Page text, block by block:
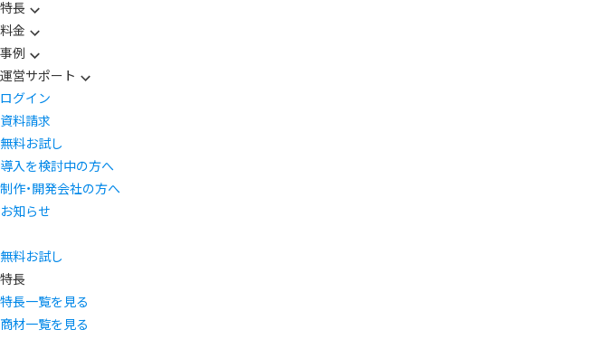
特長
料金
事例
運営サポート
ログイン
資料請求
無料お試し
導入を検討中の方へ
制作・開発会社の方へ
お知らせ
無料お試し
特長
特長一覧を見る
商材一覧を見る